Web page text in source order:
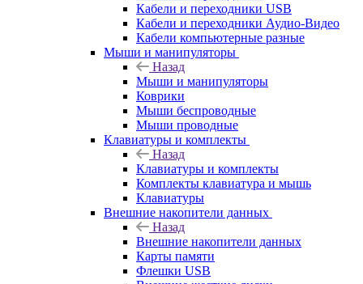
Кабели и переходники USB
Кабели и переходники Аудио-Видео
Кабели компьютерные разные
Мыши и манипуляторы
Назад
Мыши и манипуляторы
Коврики
Мыши беспроводные
Мыши проводные
Клавиатуры и комплекты
Назад
Клавиатуры и комплекты
Комплекты клавиатура и мышь
Клавиатуры
Внешние накопители данных
Назад
Внешние накопители данных
Карты памяти
Флешки USB